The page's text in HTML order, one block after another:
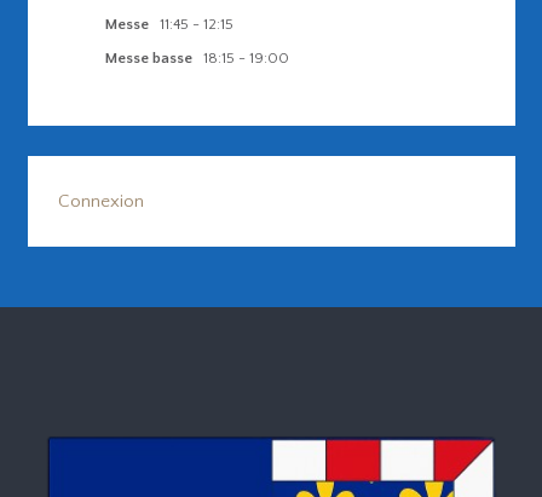
Messe
11:45 - 12:15
Messe basse
18:15 - 19:00
Connexion